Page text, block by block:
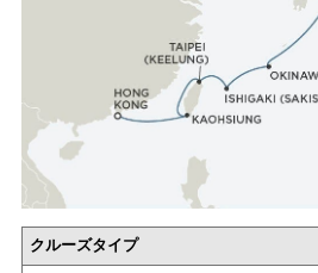
クルーズタイプ